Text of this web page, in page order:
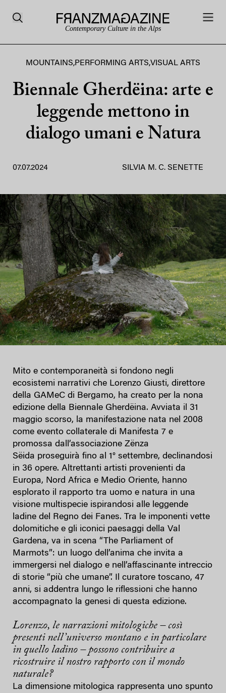
Contemporary Culture in the Alps
MOUNTAINS,PERFORMING ARTS,VISUAL ARTS
Biennale Gherdëina: arte e
leggende mettono in
dialogo umani e Natura
07.07.2024 SILVIA M. C. SENETTE
Mito e contemporaneità si fondono negli
ecosistemi narrativi che Lorenzo Giusti, direttore
della GAMeC di Bergamo, ha creato per la nona
edizione della Biennale Gherdëina. Avviata il 31
maggio scorso, la manifestazione nata nel 2008
come evento collaterale di Manifesta 7 e
promossa dall’associazione Zënza
Sëida proseguirà fino al 1° settembre, declinandosi
in 36 opere. Altrettanti artisti provenienti da
Europa, Nord Africa e Medio Oriente, hanno
esplorato il rapporto tra uomo e natura in una
visione multispecie ispirandosi alle leggende
ladine del Regno dei Fanes. Tra le imponenti vette
dolomitiche e gli iconici paesaggi della Val
Gardena, va in scena “The Parliament of
Marmots”: un luogo dell’anima che invita a
immergersi nel dialogo e nell’affascinante intreccio
di storie “più che umane”. Il curatore toscano, 47
anni, si addentra lungo le riflessioni che hanno
accompagnato la genesi di questa edizione.
Lorenzo, le narrazioni mitologiche – così
presenti nell’universo montano e in particolare
in quello ladino – possono contribuire a
ricostruire il nostro rapporto con il mondo
naturale?
La dimensione mitologica rappresenta uno spunto